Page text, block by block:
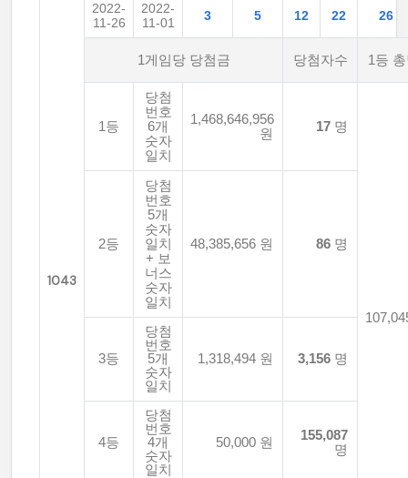
1043
2022-
11-26
2022-
11-01
3 5 12 22 26
1게임당 당첨금 당첨자수 1등
1등
당첨
번호
6개
숫자
일치
1,468,646,956
원
17 명
2등
당첨
번호
5개
숫자
일치
+ 보
너스
숫자
일치
48,385,656 원 86 명
3등
당첨
번호
5개
숫자
일치
1,318,494 원 3,156 명
4등
당첨
번호
4개
숫자
일치
50,000 원
155,087
명